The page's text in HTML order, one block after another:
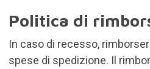
Politica di
In caso di recesso,
spese di spedizione. Il